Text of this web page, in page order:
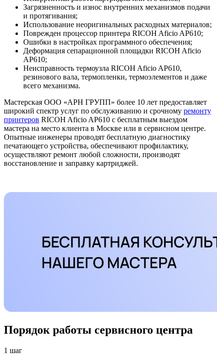
Загрязненность и износ внутренних механизмов подачи
и протягивания;
Использование неоригинальных расходных материалов;
Поврежден процессор принтера RICOH Aficio AP610;
Ошибки в настройках программного обеспечения;
Деформация сепарационной площадки RICOH Aficio
AP610;
Неисправность термоузла RICOH Aficio AP610,
резинового вала, термопленки, термоэлементов и даже
всего механизма.
Мастерская ООО «АРН ГРУПП» более 10 лет предоставляет
широкий спектр услуг по обслуживанию и срочному ремонту
принтеров RICOH Aficio AP610 с бесплатным выездом
мастера на место клиента в Москве или в сервисном центре.
Опытные инженеры проводят бесплатную диагностику
печатающего устройства, обеспечивают профилактику,
осуществляют ремонт любой сложности, производят
восстановление и заправку картриджей.
Порядок работы сервисного центра
1 шаг